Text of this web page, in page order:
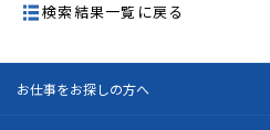
検索結果一覧に戻る
お仕事をお探しの方へ